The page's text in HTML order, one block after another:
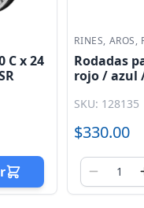
C x 24
RINES, AROS,
Rodadas
rojo / azul
SKU: 128135
$330.00